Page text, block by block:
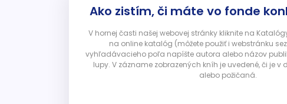
Ako zistím, či máte vo fonde
V hornej časti našej webovej stránky kliknite na
na online katalóg (môžete použiť i webstránku
vyhľadávacieho poľa napíšte autora alebo názov
lupy. V zázname zobrazených kníh je uvedené, či je
alebo požičaná.